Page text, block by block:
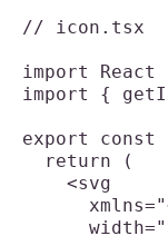
// icon.tsx
import
import {
export
return (
<svg